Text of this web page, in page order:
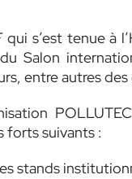
qui s’est tenue
Salon
entre autres
forts suivants :
stands